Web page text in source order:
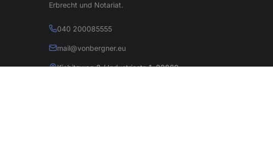
Erbrecht und Notariat.
040 200085555
mail@vonbergner.eu
Kiebitzweg 2 / Industriestr. 1, 22869